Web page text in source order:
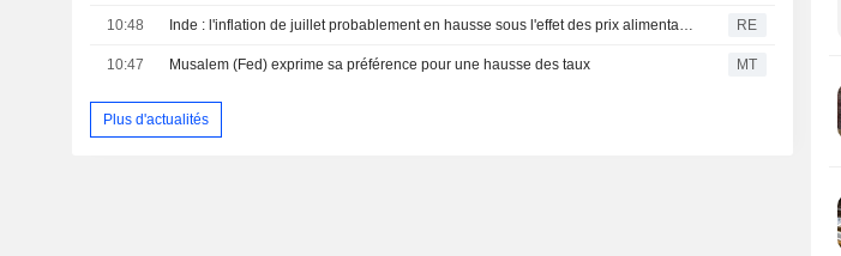
10:48 Inde : l'inflation de juillet probablement en hausse sous l'effet des prix alimentaires RE
10:47 Musalem (Fed) exprime sa préférence pour une hausse des taux MT
Plus d'actualités